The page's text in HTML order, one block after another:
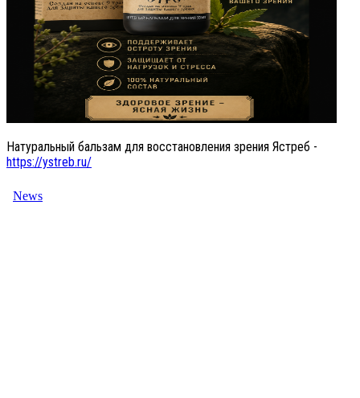
Натуральный бальзам для восстановления зрения Ястреб -
https://ystreb.ru/